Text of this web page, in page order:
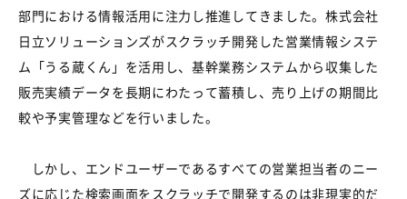
部門における情報活用に注力し推進してきました。株式会社
日立ソリューションズがスクラッチ開発した営業情報システ
ム「うる蔵くん」を活用し、基幹業務システムから収集した
販売実績データを長期にわたって蓄積し、売り上げの期間比
較や予実管理などを行いました。
しかし、エンドユーザーであるすべての営業担当者のニー
ズに応じた検索画面をスクラッチで開発するのは非現実的だ